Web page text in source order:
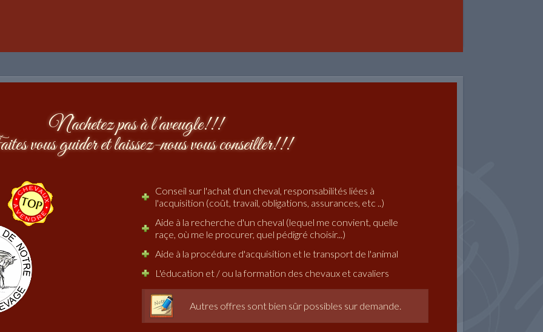
N'achetez pas à l'aveugle!!!
vous guider et laissez-nous vous conseiller!!!
Conseil sur l'achat d'un cheval, responsabilités liées à
l'acquisition (coût, travail, obligations, assurances, etc ..)
Aide à la recherche d'un cheval (lequel me convient, quelle
raçe, où me le procurer, quel pédigré choisir...)
Aide à la procédure d'acquisition et le transport de l'animal
L'éducation et / ou la formation des chevaux et cavaliers
Autres offres sont bien sûr possibles sur demande.